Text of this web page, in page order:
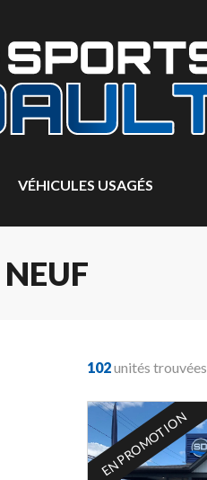
VÉHICULES USAGÉS
102unités trouvées
EN PROMOTION